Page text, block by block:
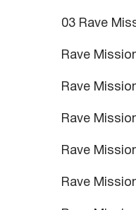
03 Rave
Rave
Rave
Rave
Rave
Rave